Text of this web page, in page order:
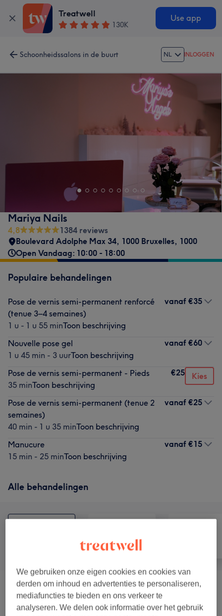
Treatwell
130K
Use app
Schoonheidssalons in de buurt NL INLOGGEN
Mariya Nails
4,8
1384 reviews
Boulevard Adolphe Max 34, 1000 Bruxelles, 1000
Open Vandaag: 10:00 - 18:00
Populaire behandelingen
Pose de vernis semi-permanent renforcé
(tenue 3–4 semaines)
1 u - 1 u 55 minToon beschrijving
vanaf €35
Nouvelle pose gel
1 u 45 min - 3 uurToon beschrijving
vanaf €60
Pose de vernis semi-permanent - Pieds
35 minToon beschrijving
€25 Kies
Pose de vernis semi-permanent (tenue 2
semaines)
40 min - 1 u 35 minToon beschrijving
vanaf €25
Manucure
15 min - 25 minToon beschrijving
vanaf €15
Alle behandelingen
Nagels
Beauté Des Mains 9
We gebruiken onze eigen cookies en cookies van
derden om inhoud en advertenties te personaliseren,
mediafuncties te bieden en ons verkeer te
analyseren. We delen ook informatie over het gebruik